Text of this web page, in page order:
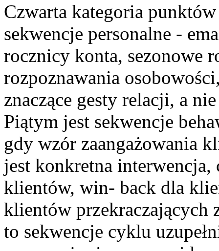
Czwarta kategoria
sekwencje personalne -
rocznicy konta, sezonowe
rozpoznawania
znaczące gesty relacji, a
Piątym jest sekwencje
gdy wzór zaangażowania
jest konkretna
klientów, win- back dla
klientów przekraczających
to sekwencje cyklu